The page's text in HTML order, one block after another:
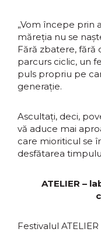
„Vom începe prin
măreția nu se
Fără zbatere, fără
parcurs ciclic, un
puls propriu pe
generație.
Ascultați, deci,
vă aduce mai
care mioriticul se
desfătarea
ATELIER –
Festivalul